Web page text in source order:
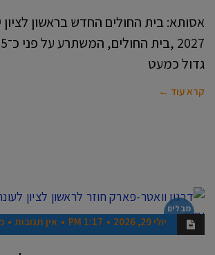
אסותא: בית החולים החדש בראשון
גדול כמעט
קרא עוד ←
מבלים
בראשון יולי 29, 2026 1:17 PM אין תגובות